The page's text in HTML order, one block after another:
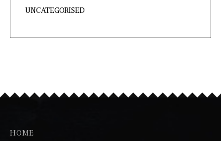
UNCATEGORISED
HOME